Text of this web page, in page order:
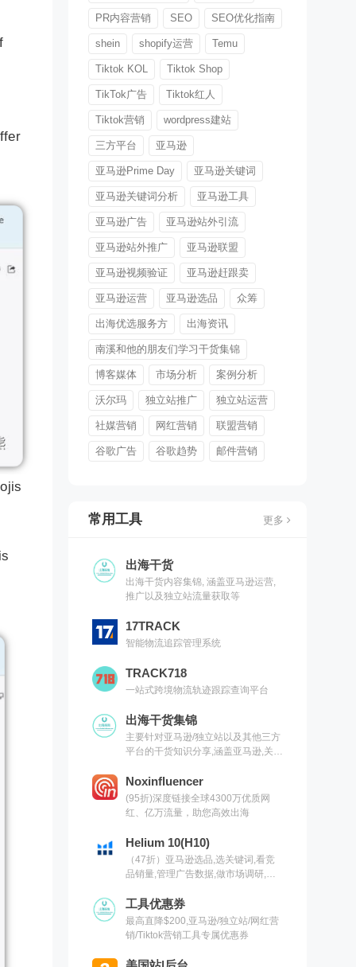
PR内容营销 SEO SEO优化指南
shein shopify运营 Temu
Tiktok KOL Tiktok Shop
TikTok广告 Tiktok红人
Tiktok营销 wordpress建站
三方平台 亚马逊
亚马逊Prime Day 亚马逊关键词
亚马逊关键词分析 亚马逊工具
亚马逊广告 亚马逊站外引流
亚马逊站外推广 亚马逊联盟
亚马逊视频验证 亚马逊赶跟卖
亚马逊运营 亚马逊选品 众筹
出海优选服务方 出海资讯
南溪和他的朋友们学习干货集锦
博客媒体 市场分析 案例分析
沃尔玛 独立站推广 独立站运营
社媒营销 网红营销 联盟营销
谷歌广告 谷歌趋势 邮件营销
常用工具 更多
出海干货
出海干货内容集锦, 涵盖亚马逊运营,
推广以及独立站流量获取等
17TRACK
智能物流追踪管理系统
TRACK718
一站式跨境物流轨迹跟踪查询平台
出海干货集锦
主要针对亚马逊/独立站以及其他三方
平台的干货知识分享,涵盖亚马逊,关键
具以及出海干货集锦,欢迎关注
Noxinfluencer
(95折)深度链接全球4300万优质网
红、亿万流量，助您高效出海
Helium 10(H10)
（47折）亚马逊选品,选关键词,看竞
品销量,管理广告数据,做市场调研,有
工具优惠券
最高直降$200,亚马逊/独立站/网红营
销/Tiktok营销工具专属优惠券